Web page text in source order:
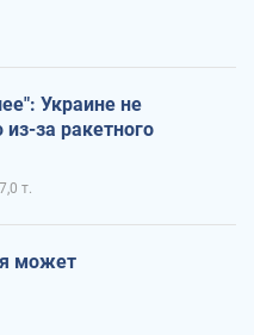
Украине не
за ракетного
7,0 т.
может